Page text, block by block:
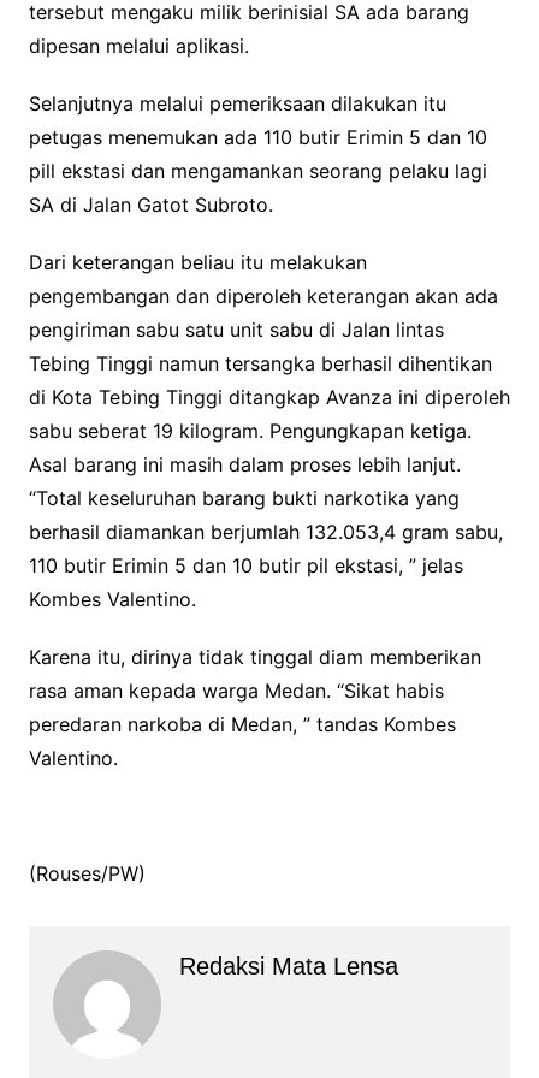
tersebut mengaku milik berinisial SA ada barang
dipesan melalui aplikasi.
Selanjutnya melalui pemeriksaan dilakukan itu
petugas menemukan ada 110 butir Erimin 5 dan 10
pill ekstasi dan mengamankan seorang pelaku lagi
SA di Jalan Gatot Subroto.
Dari keterangan beliau itu melakukan
pengembangan dan diperoleh keterangan akan ada
pengiriman sabu satu unit sabu di Jalan lintas
Tebing Tinggi namun tersangka berhasil dihentikan
di Kota Tebing Tinggi ditangkap Avanza ini diperoleh
sabu seberat 19 kilogram. Pengungkapan ketiga.
Asal barang ini masih dalam proses lebih lanjut.
“Total keseluruhan barang bukti narkotika yang
berhasil diamankan berjumlah 132.053,4 gram sabu,
110 butir Erimin 5 dan 10 butir pil ekstasi, ” jelas
Kombes Valentino.
Karena itu, dirinya tidak tinggal diam memberikan
rasa aman kepada warga Medan. “Sikat habis
peredaran narkoba di Medan, ” tandas Kombes
Valentino.
(Rouses/PW)
Redaksi Mata Lensa